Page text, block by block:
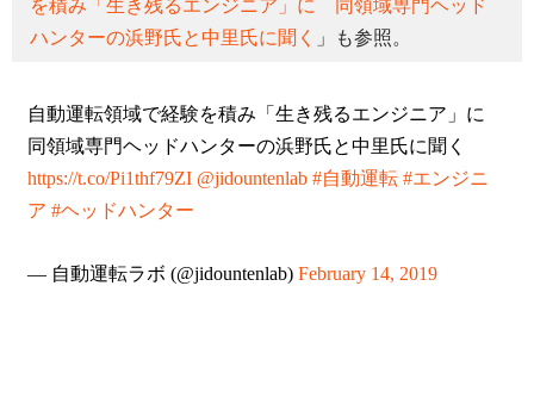
を積み「生き残るエンジニア」に 同領域専門ヘッド
ハンターの浜野氏と中里氏に聞く
」も参照。
自動運転領域で経験を積み「生き残るエンジニア」に
同領域専門ヘッドハンターの浜野氏と中里氏に聞く
https://t.co/Pi1thf79ZI @jidountenlab #自動運転 #エンジニ
ア #ヘッドハンター
— 自動運転ラボ (@jidountenlab) February 14, 2019